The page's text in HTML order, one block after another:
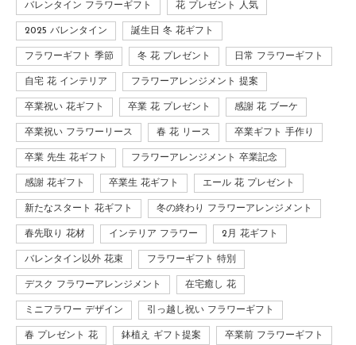
バレンタイン フラワーギフト 花 プレゼント 人気
2025 バレンタイン 誕生日 冬 花ギフト
フラワーギフト 季節 冬 花 プレゼント 日常 フラワーギフト
自宅 花 インテリア フラワーアレンジメント 提案
卒業祝い 花ギフト 卒業 花 プレゼント 感謝 花 ブーケ
卒業祝い フラワーリース 春 花 リース 卒業ギフト 手作り
卒業 先生 花ギフト フラワーアレンジメント 卒業記念
感謝 花ギフト 卒業生 花ギフト エール 花 プレゼント
新たなスタート 花ギフト 冬の終わり フラワーアレンジメント
春先取り 花材 インテリア フラワー 2月 花ギフト
バレンタイン以外 花束 フラワーギフト 特別
デスク フラワーアレンジメント 在宅癒し 花
ミニフラワー デザイン 引っ越し祝い フラワーギフト
春 プレゼント 花 鉢植え ギフト提案 卒業前 フラワーギフト